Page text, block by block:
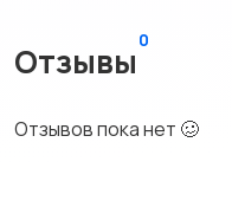
Отзывы
0
Отзывов пока нет 🥴